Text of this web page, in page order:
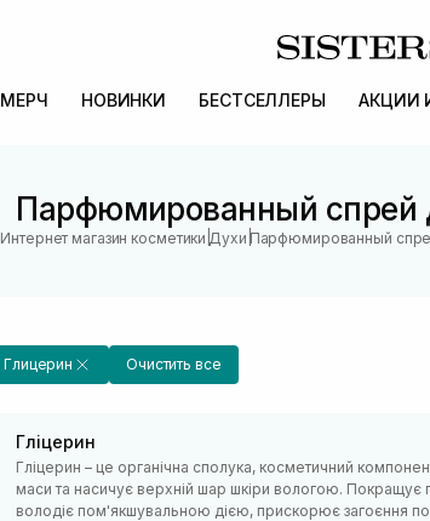
МЕРЧ НОВИНКИ БЕСТСЕЛЛЕРЫ АКЦИИ
Парфюмированный спрей
Интернет магазин косметики |Духи |Парфюмированный
Глицерин Очистить все
Гліцерин
Гліцерин – це органічна сполука, косметичний
маси та насичує верхній шар шкіри вологою. Покращує
володіє пом'якшувальною дією, прискорює загоєння